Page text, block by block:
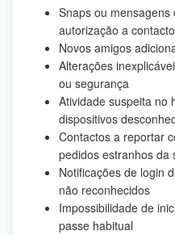
Snaps ou
autorização a
Novos amigos
Alterações
ou segurança
Atividade suspeita no
dispositivos
Contactos a reportar
pedidos estranhos da
Notificações de login
não reconhecidos
Impossibilidade de
passe habitual